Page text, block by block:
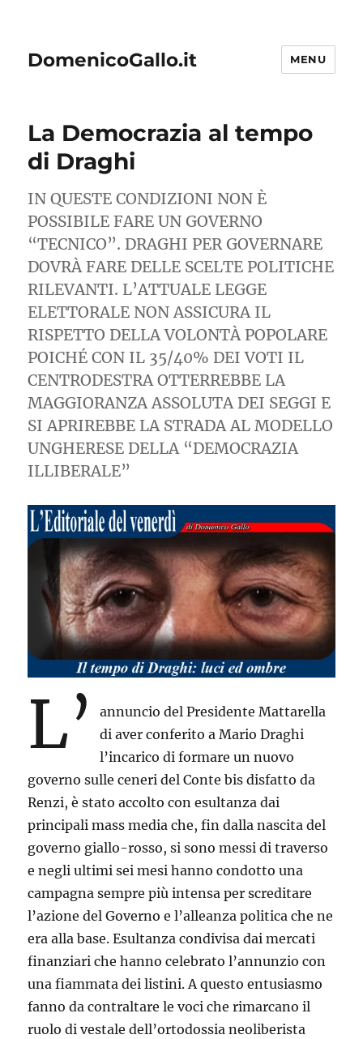
DomenicoGallo.it MENU
La Democrazia al tempo
di Draghi
IN QUESTE CONDIZIONI NON È
POSSIBILE FARE UN GOVERNO
“TECNICO”. DRAGHI PER GOVERNARE
DOVRÀ FARE DELLE SCELTE POLITICHE
RILEVANTI. L’ATTUALE LEGGE
ELETTORALE NON ASSICURA IL
RISPETTO DELLA VOLONTÀ POPOLARE
POICHÉ CON IL 35/40% DEI VOTI IL
CENTRODESTRA OTTERREBBE LA
MAGGIORANZA ASSOLUTA DEI SEGGI E
SI APRIREBBE LA STRADA AL MODELLO
UNGHERESE DELLA “DEMOCRAZIA
ILLIBERALE”
L’
annuncio del Presidente Mattarella
di aver conferito a Mario Draghi
l’incarico di formare un nuovo
governo sulle ceneri del Conte bis disfatto da
Renzi, è stato accolto con esultanza dai
principali mass media che, fin dalla nascita del
governo giallo-rosso, si sono messi di traverso
e negli ultimi sei mesi hanno condotto una
campagna sempre più intensa per screditare
l’azione del Governo e l’alleanza politica che ne
era alla base. Esultanza condivisa dai mercati
finanziari che hanno celebrato l’annunzio con
una fiammata dei listini. A questo entusiasmo
fanno da contraltare le voci che rimarcano il
ruolo di vestale dell’ortodossia neoliberista